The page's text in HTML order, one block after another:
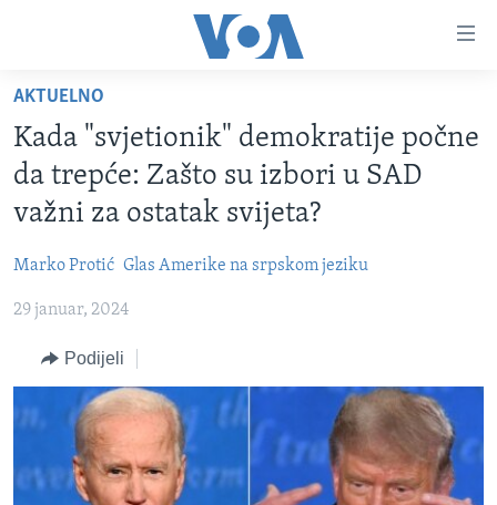
glavni
sadržaj
Pređi
na
glavnu
Idi
na
pretragu
TV PROGRAM
VIDEO
FOTOGRAFIJE DANA
SJEDINJENE AMERIČKE DRŽAVE
BOSNA I HERCEGOVINA
SVIJET
NAUKA I TEHNOLOGIJA
SPECIJALNI PROJEKTI
KORUPCIJA
SLOBODA MEDIJA
ŽENSKA STRANA
IZBJEGLIČKA STRANA
AKTUELNO
Kada "svjetionik" demokratije počne
da trepće: Zašto su izbori u SAD
važni za ostatak svijeta?
Marko Protić Glas Amerike na srpskom jeziku
29 januar, 2024
Podijeli